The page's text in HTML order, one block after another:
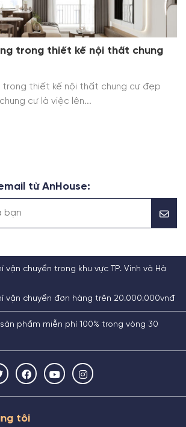
trong thiết kế nội thất chung
trong thiết kế nội thất chung cư đẹp
cư là việc lên...
từ AnHouse:
vận chuyển trong khu vực TP. Vinh và Hà
vận chuyển đơn hàng trên 20.000.000vnđ
phẩm miễn phí 100% trong vòng 30
tôi